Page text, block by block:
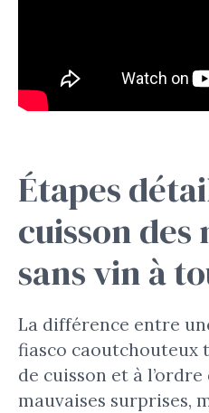
Étapes
cuisson
sans vin à
La différence entre
fiasco caoutchouteux
de cuisson et à
mauvaises surprises,